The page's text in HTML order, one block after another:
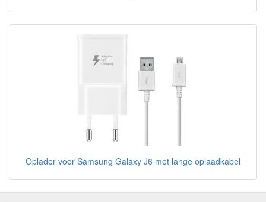
Oplader voor Samsung Galaxy J6 met lange oplaadkabel